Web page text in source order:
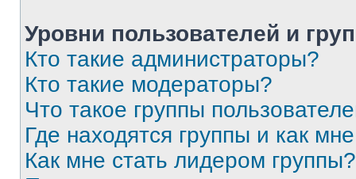
Уровни пользователей и
Кто такие администраторы?
Кто такие модераторы?
Что такое группы
Где находятся группы и как
Как мне стать лидером группы?